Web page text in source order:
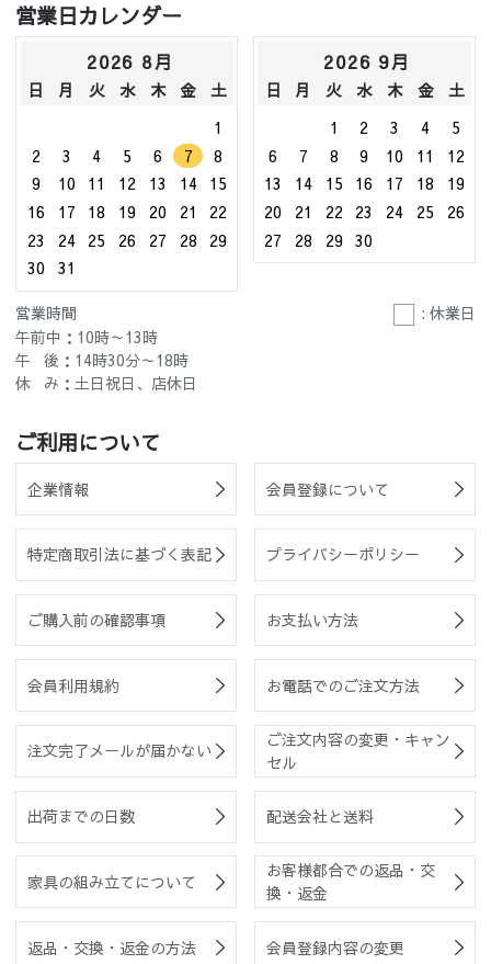
営業日カレンダー
2026 8月
日 月 火 水 木 金
土
1
2
3 4 5 6 7
8
9
10 11 12 13 14
15
16
17 18 19 20 21
22
23
24 25 26 27 28
29
30
31
2026 9月
日 月 火 水 木 金
土
1
2 3 4
5
6
7 8 9 10 11
12
13
14 15 16 17 18
19
20
21 22 23 24 25
26
27
28 29 30
営業時間
: 休業日
午前中：10時～13時
午 後：14時30分～18時
休 み：土日祝日、店休日
ご利用について
企業情報 会員登録について
特定商取引法に基づく表記 プライバシーポリシー
ご購入前の確認事項 お支払い方法
会員利用規約 お電話でのご注文方法
注文完了メールが届かない
ご注文内容の変更・キャン
セル
出荷までの日数 配送会社と送料
家具の組み立てについて
お客様都合での返品・交
換・返金
返品・交換・返金の方法 会員登録内容の変更